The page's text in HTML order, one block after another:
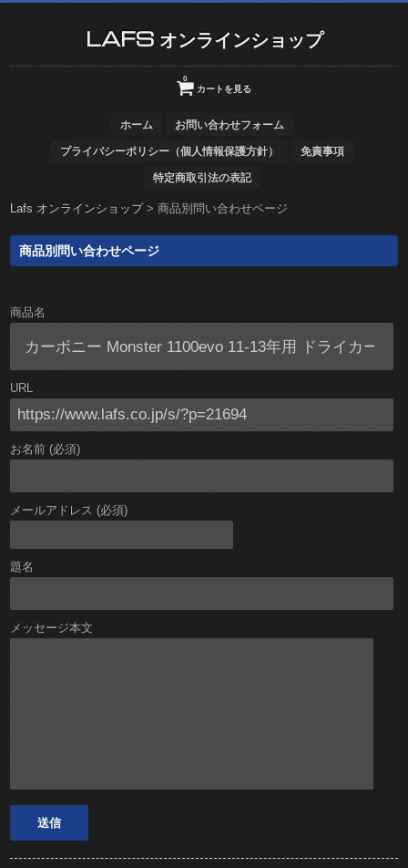
LAFS オンラインショップ
カートを見る
0
ホーム お問い合わせフォーム
プライバシーポリシー（個人情報保護方針） 免責事項
特定商取引法の表記
Lafs オンラインショップ>商品別問い合わせページ
商品別問い合わせページ
商品名
URL
お名前 (必須)
メールアドレス (必須)
題名
メッセージ本文